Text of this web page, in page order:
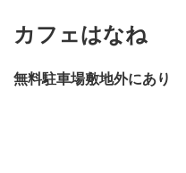
カフェはなね
無料駐車場敷地外にあり